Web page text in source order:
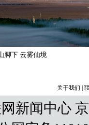
关于我们
新闻中心